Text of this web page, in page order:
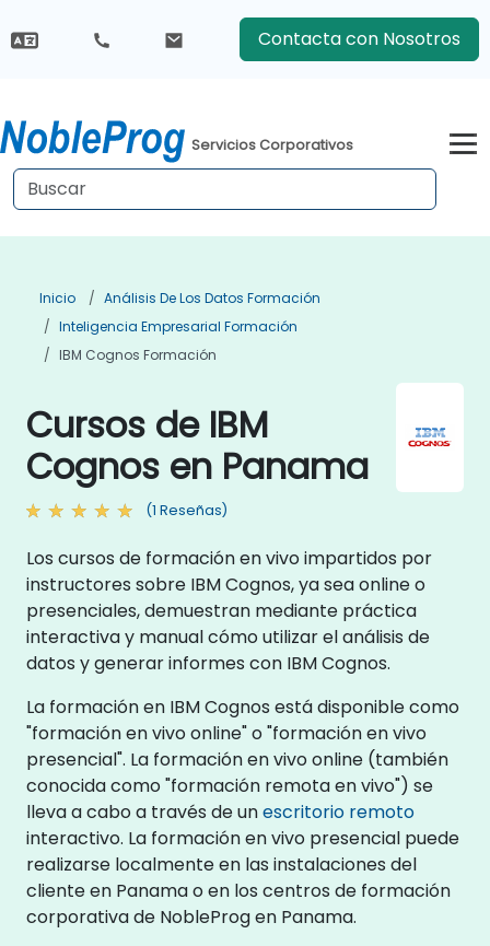
Contacta con Nosotros
Servicios Corporativos
Inicio
Análisis De Los Datos Formación
Inteligencia Empresarial Formación
IBM Cognos Formación
Cursos de IBM
Cognos en Panama
(1 Reseñas)
Los cursos de formación en vivo impartidos por
instructores sobre IBM Cognos, ya sea online o
presenciales, demuestran mediante práctica
interactiva y manual cómo utilizar el análisis de
datos y generar informes con IBM Cognos.
La formación en IBM Cognos está disponible como
"formación en vivo online" o "formación en vivo
presencial". La formación en vivo online (también
conocida como "formación remota en vivo") se
lleva a cabo a través de unescritorio remoto
interactivo. La formación en vivo presencial puede
realizarse localmente en las instalaciones del
cliente en Panama o en los centros de formación
corporativa de NobleProg en Panama.